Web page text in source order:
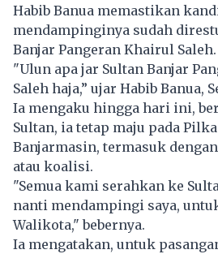
Habib Banua memastikan
mendampinginya sudah
Banjar Pangeran Khairul Saleh.
"Ulun apa jar Sultan Banjar
Saleh haja,” ujar Habib Banua,
Ia mengaku hingga hari ini,
Sultan, ia tetap maju pada
Banjarmasin, termasuk
atau koalisi.
"Semua kami serahkan ke
nanti mendampingi saya,
Walikota," bebernya.
Ia mengatakan, untuk